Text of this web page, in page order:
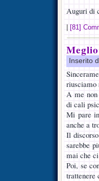
Auguri di
[81]
Inserito
riusciamo
A me non
di cali
Mi pare
anche a
Il
sarebbe
mai che
Poi, se
trattenere